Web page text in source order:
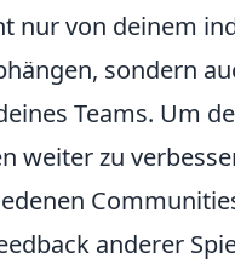
nur von deinem
sondern
Teams. Um
weiter zu
anderer